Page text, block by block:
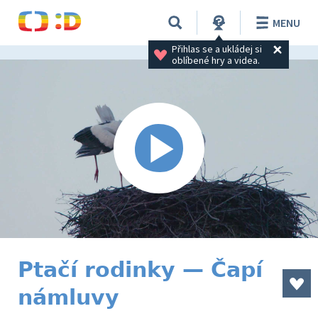
Přihlas se a ukládej si
oblíbené hry a videa.
MENU
Ptačí rodinky — Čapí
námluvy